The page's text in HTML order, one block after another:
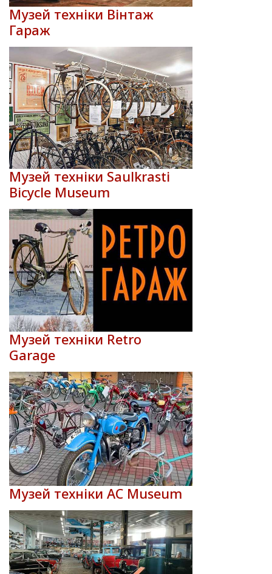
Музей техніки Вінтаж
Гараж
Музей техніки Saulkrasti
Bicycle Museum
Музей техніки Retro
Garage
Музей техніки AC Museum